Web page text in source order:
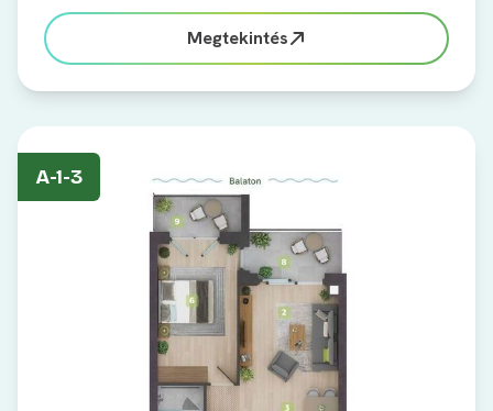
Megtekintés
A-1-3